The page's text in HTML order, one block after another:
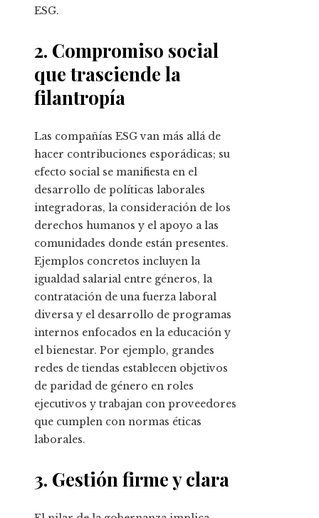
ESG.
2. Compromiso social
que trasciende la
filantropía
Las compañías ESG van más allá de
hacer contribuciones esporádicas; su
efecto social se manifiesta en el
desarrollo de políticas laborales
integradoras, la consideración de los
derechos humanos y el apoyo a las
comunidades donde están presentes.
Ejemplos concretos incluyen la
igualdad salarial entre géneros, la
contratación de una fuerza laboral
diversa y el desarrollo de programas
internos enfocados en la educación y
el bienestar. Por ejemplo, grandes
redes de tiendas establecen objetivos
de paridad de género en roles
ejecutivos y trabajan con proveedores
que cumplen con normas éticas
laborales.
3. Gestión firme y clara